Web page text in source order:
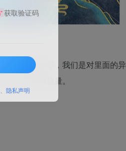
、山海经等等，我们是对里面的异
巨大的播放量。
获取验证码
、 隐私声明